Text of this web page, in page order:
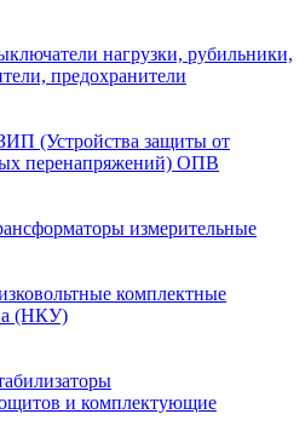
нагрузки, рубильники,
предохранители
(Устройства защиты от
перенапряжений) ОПВ
измерительные
комплектные
(НКУ)
и комплектующие